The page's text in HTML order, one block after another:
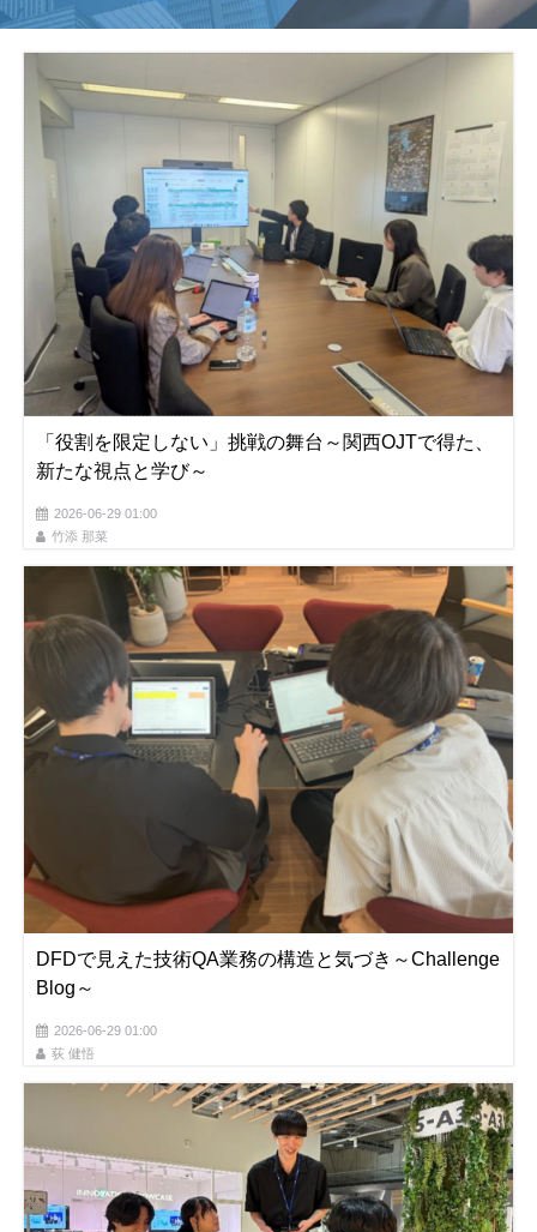
「役割を限定しない」挑戦の舞台～関西OJTで得た、
新たな視点と学び～
2026-06-29 01:00
竹添 那菜
DFDで見えた技術QA業務の構造と気づき～Challenge
Blog～
2026-06-29 01:00
荻 健悟